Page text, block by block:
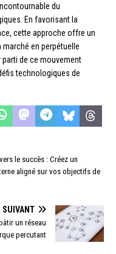
du
En favorisant la
cette approche offre un
en perpétuelle
de ce mouvement
technologiques de
le succès : Créez un
aligné sur vos objectifs de
SUIVANT
un réseau
percutant